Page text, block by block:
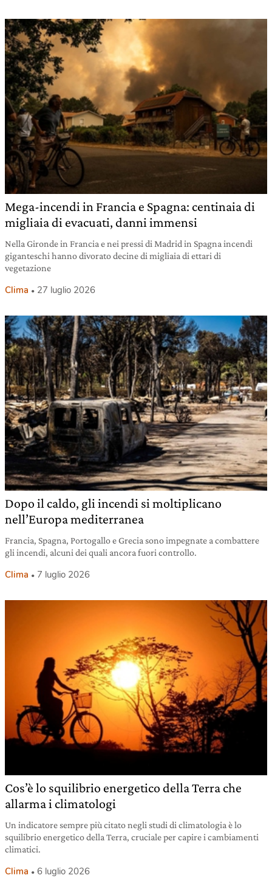
Mega-incendi in Francia e Spagna: centinaia di
migliaia di evacuati, danni immensi
Nella Gironde in Francia e nei pressi di Madrid in Spagna incendi
giganteschi hanno divorato decine di migliaia di ettari di
vegetazione
Clima 27 luglio 2026
Dopo il caldo, gli incendi si moltiplicano
nell’Europa mediterranea
Francia, Spagna, Portogallo e Grecia sono impegnate a combattere
gli incendi, alcuni dei quali ancora fuori controllo.
Clima 7 luglio 2026
Cos’è lo squilibrio energetico della Terra che
allarma i climatologi
Un indicatore sempre più citato negli studi di climatologia è lo
squilibrio energetico della Terra, cruciale per capire i cambiamenti
climatici.
Clima 6 luglio 2026